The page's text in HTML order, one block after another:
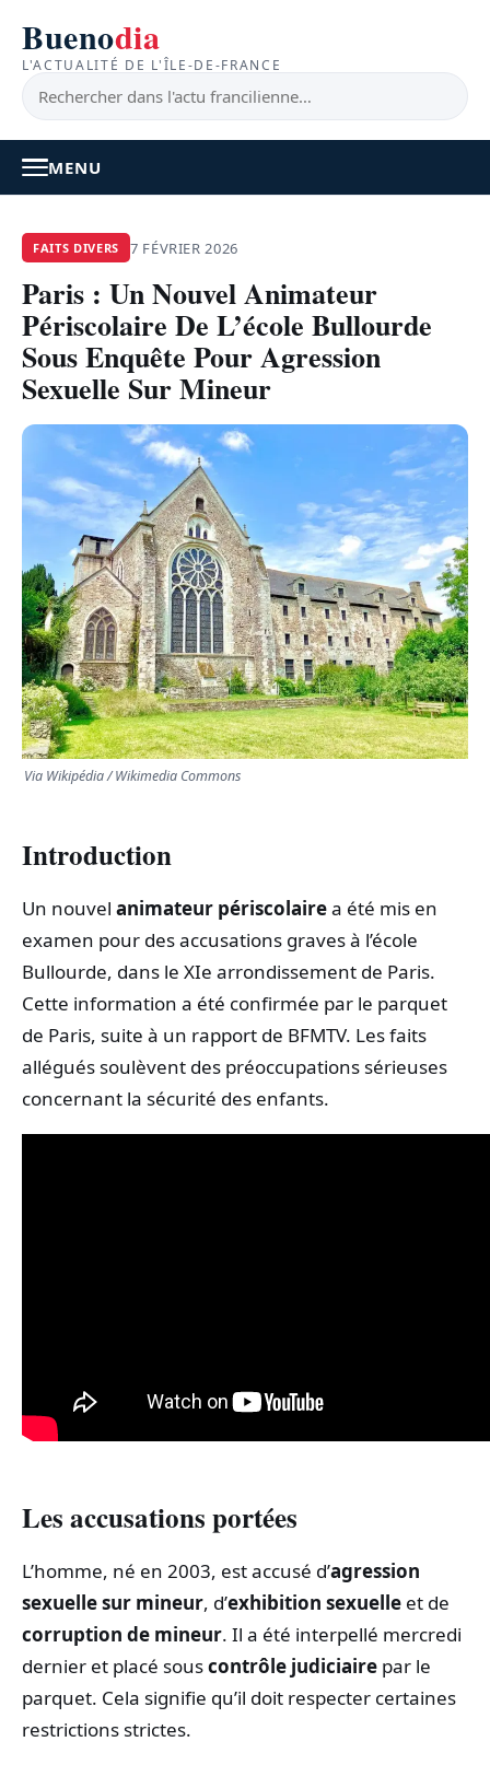
Buenodia
L'ACTUALITÉ DE L'ÎLE-DE-FRANCE
MENU
ACTUALITÉ
BONS PLANS
FEEL GOOD
FAITS DIVERS
TRANSPORTS
ÉCONOMIE
POLITIQUE
SPORT
CULTURE
FAITS DIVERS 7 FÉVRIER 2026
Paris : Un Nouvel Animateur
Périscolaire De L’école Bullourde
Sous Enquête Pour Agression
Sexuelle Sur Mineur
Via Wikipédia / Wikimedia Commons
Introduction
Un nouvel animateur périscolairea été mis en
examen pour des accusations graves à l’école
Bullourde, dans le XIe arrondissement de Paris.
Cette information a été confirmée par le parquet
de Paris, suite à un rapport de BFMTV. Les faits
allégués soulèvent des préoccupations sérieuses
concernant la sécurité des enfants.
Les accusations portées
L’homme, né en 2003, est accusé d’agression
sexuelle sur mineur, d’exhibition sexuelle et de
corruption de mineur. Il a été interpellé mercredi
dernier et placé souscontrôle judiciaire par le
parquet. Cela signifie qu’il doit respecter certaines
restrictions strictes.